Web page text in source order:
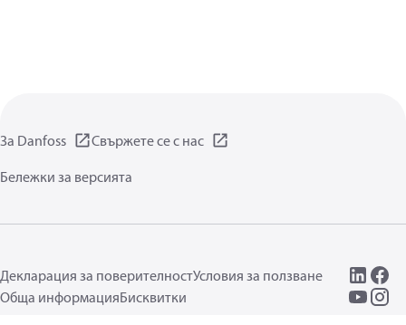
За Danfoss
Свържете се с нас
Бележки за версията
Декларация за поверителностУсловия за ползване
Обща информацияБисквитки